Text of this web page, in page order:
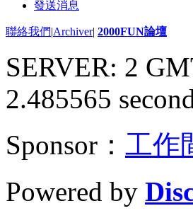
發送消息
聯絡我們|Archiver| 2000FUN論壇
SERVER: 2
2.485565
Sponsor： 工作
Powered by